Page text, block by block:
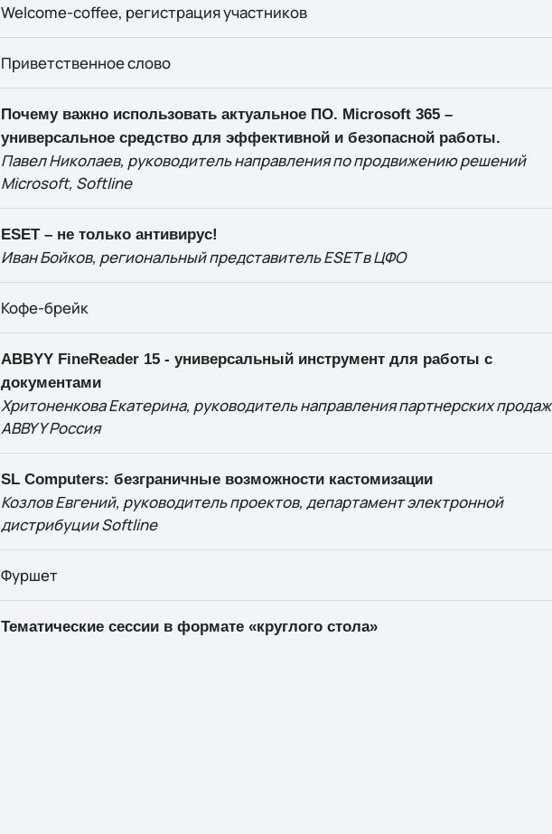
Welcome-coffee, регистрация участников
Приветственное слово
Почему важно использовать актуальное ПО. Microsoft365 –
универсальное средство для эффективной и безопасной работы.
Павел Николаев, руководитель направления по продвижению решений
Microsoft, Softline
ESET – не только антивирус!
Иван Бойков, региональный представитель ESET в ЦФО
Кофе-брейк
ABBYY FineReader 15 - универсальный инструмент для работы с
документами
Хритоненкова Екатерина, руководитель направления партнерских продаж
ABBYY Россия
SL Computers: безграничные возможности кастомизации
Козлов Евгений, руководитель проектов, департамент электронной
дистрибуции Softline
Фуршет
Тематические сессии в формате «круглого стола»